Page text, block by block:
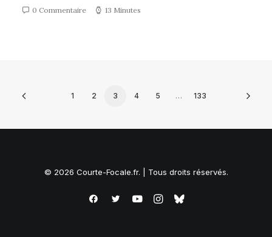
0 Commentaire 13 Minutes
1 2 3 4 5 … 133
© 2026 Courte-Focale.fr. | Tous droits réservés.